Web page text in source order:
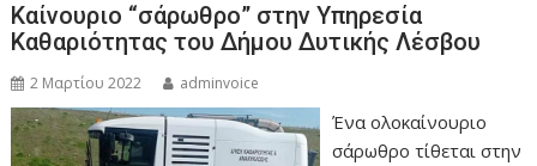
Καίνουριο “σάρωθρο” στην Υπηρεσία
Καθαριότητας του Δήμου Δυτικής Λέσβου
2 Μαρτίου 2022 adminvoice
Ένα ολοκαίνουριο
σάρωθρο τίθεται στην